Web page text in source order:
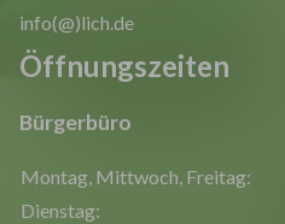
info(@)lich.de
Öffnungszeiten
Bürgerbüro
Montag, Mittwoch, Freitag:
Dienstag: